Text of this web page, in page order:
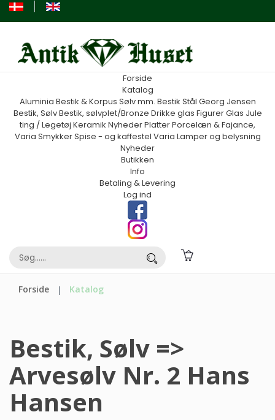
Forside
Katalog
Aluminia Bestik & Korpus Sølv mm. Bestik Stål Georg Jensen
Bestik, SølvBestik, sølvplet/Bronze Drikke glas FigurerGlas Jule
ting / Legetøj Keramik NyhederPlatterPorcelæn & Fajance,
Varia SmykkerSpise - og kaffestel Varia Lamper og belysning
Nyheder
Butikken
Info
Betaling & Levering
Log ind
Forside Katalog
Bestik, Sølv =>
Arvesølv Nr. 2 Hans
Hansen